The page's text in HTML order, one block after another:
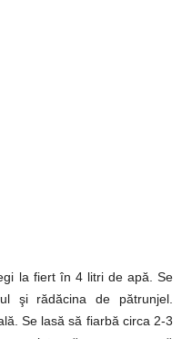
la fiert în 4 litri de apă. Se
şi rădăcina de pătrunjel.
Se lasă să fiarbă circa 2-3